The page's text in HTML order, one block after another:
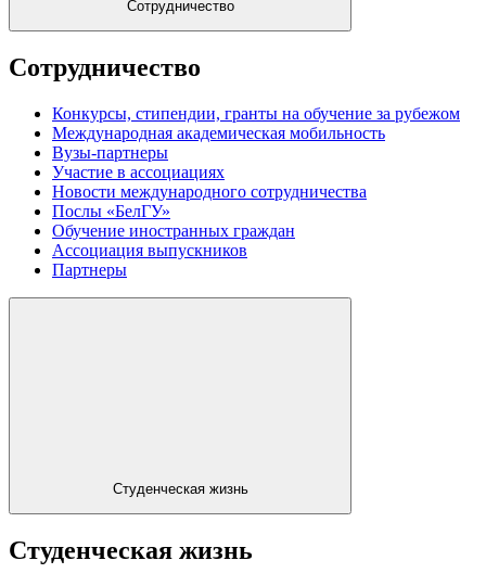
Сотрудничество
Сотрудничество
Конкурсы, стипендии, гранты на обучение за рубежом
Международная академическая мобильность
Вузы-партнеры
Участие в ассоциациях
Новости международного сотрудничества
Послы «БелГУ»
Обучение иностранных граждан
Ассоциация выпускников
Партнеры
Студенческая жизнь
Студенческая жизнь